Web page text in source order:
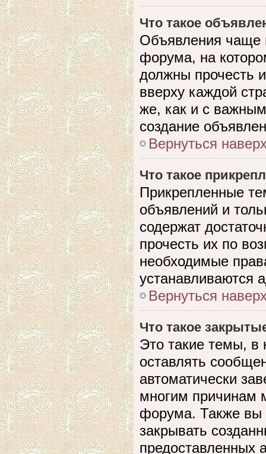
Что такое
Объявления чаще
форума, на
должны прочесть
вверху каждой
же, как и с
создание
Вернуться
Что такое
Прикрепленные
объявлений и
содержат
прочесть их по
необходимые
устанавливаются
Вернуться
Что такое
Это такие темы, в
оставлять
автоматически
многим причинам
форума. Также вы
закрывать
предоставленных